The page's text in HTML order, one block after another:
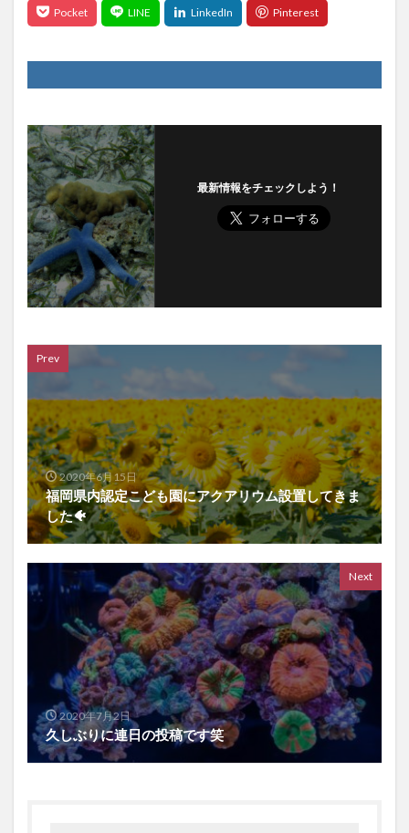
最新情報をチェックしよう！
Prev
2020年6月15日
福岡県内認定こども園にアクアリウム設置してきま
した🐠
Next
2020年7月2日
久しぶりに連日の投稿です笑